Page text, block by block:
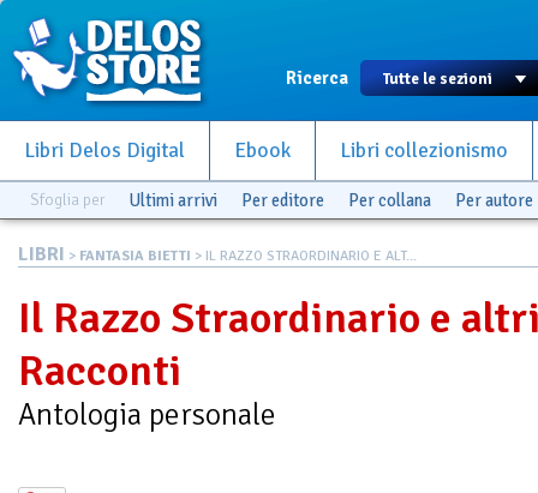
Ricerca
Libri Delos Digital Ebook Libri collezionismo
Sfoglia per Ultimi arrivi Per editore Per collana Per autore
LIBRI > FANTASIA BIETTI > IL RAZZO STRAORDINARIO E ALT...
Il Razzo Straordinario e
Racconti
Antologia personale